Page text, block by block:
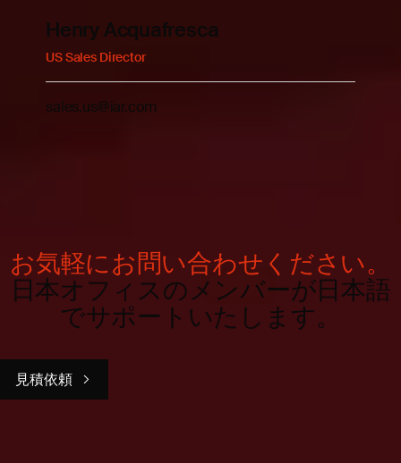
Henry Acquafresca
US Sales Director
sales.us@iar.com
お気軽にお問い合わせください。
日本オフィスのメンバーが日本語
でサポートいたします。
見積依頼